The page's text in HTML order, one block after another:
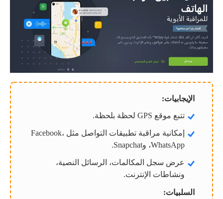
الإيجابيات:
تتبع موقع GPS لحظة بلحظة.
إمكانية مراقبة تطبيقات التواصل مثل Facebook،
WhatsApp، وSnapchat.
عرض سجل المكالمات، الرسائل النصية،
ونشاطات الإنترنت.
السلبيات: